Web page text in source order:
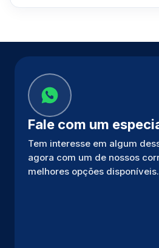
Fale com um
Tem interesse em algum
agora com um de nossos
melhores opções disponíveis.